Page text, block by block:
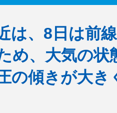
は、8日は前
め、大気の状
の傾きが大き